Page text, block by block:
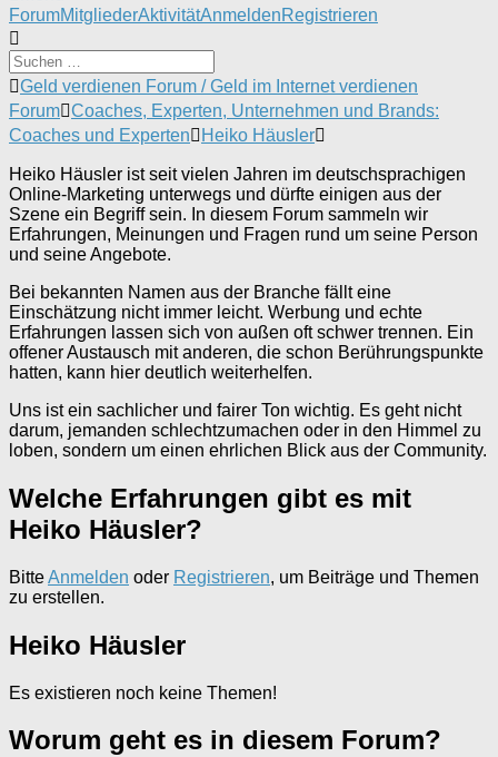
Forum-
Navigation
ForumMitgliederAktivitätAnmeldenRegistrieren
Forum-
Breadcrumbs
-
Du
hier:
Geld verdienen Forum / Geld im Internet verdienen
Forum Coaches, Experten, Unternehmen und Brands:
Coaches und Experten
Heiko Häusler
Heiko Häusler ist seit vielen Jahren im deutschsprachigen
Online-Marketing unterwegs und dürfte einigen aus der
Szene ein Begriff sein. In diesem Forum sammeln wir
Erfahrungen, Meinungen und Fragen rund um seine Person
und seine Angebote.
Bei bekannten Namen aus der Branche fällt eine
Einschätzung nicht immer leicht. Werbung und echte
Erfahrungen lassen sich von außen oft schwer trennen. Ein
offener Austausch mit anderen, die schon Berührungspunkte
hatten, kann hier deutlich weiterhelfen.
Uns ist ein sachlicher und fairer Ton wichtig. Es geht nicht
darum, jemanden schlechtzumachen oder in den Himmel zu
loben, sondern um einen ehrlichen Blick aus der Community.
Welche Erfahrungen gibt es mit
Heiko Häusler?
BitteAnmelden oder Registrieren, um Beiträge und Themen
zu erstellen.
Heiko Häusler
Es existieren noch keine Themen!
Worum geht es in diesem Forum?